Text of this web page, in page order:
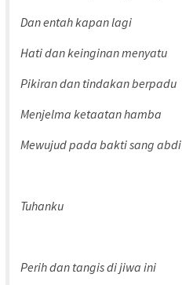
Dan entah kapan lagi
Hati dan keinginan menyatu
Pikiran dan tindakan berpadu
Menjelma ketaatan hamba
Mewujud pada bakti sang abdi
Tuhanku
Perih dan tangis di jiwa ini